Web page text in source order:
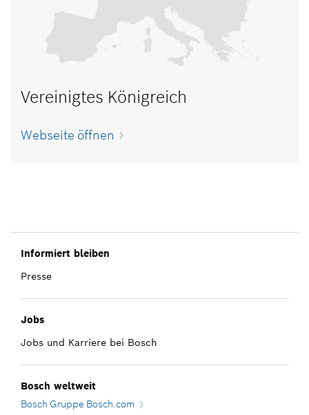
Vereinigtes Königreich
Webseite öffnen
Informiert bleiben
Presse
Jobs
Jobs und Karriere bei Bosch
Bosch weltweit
Bosch Gruppe Bosch.com